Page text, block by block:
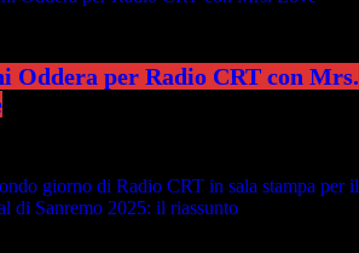
Oddera per Radio CRT con Mrs.